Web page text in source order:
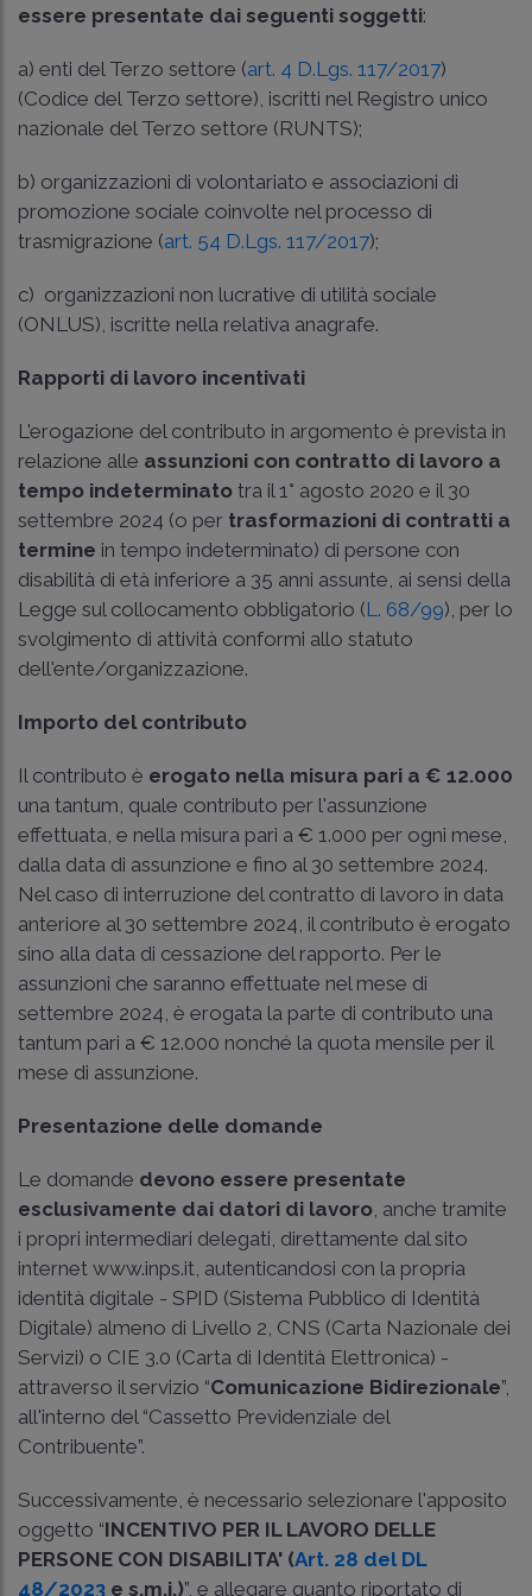
essere presentate dai seguenti soggetti:
a) enti del Terzo settore (art. 4 D.Lgs. 117/2017)
(Codice del Terzo settore), iscritti nel Registro unico
nazionale del Terzo settore (RUNTS);
b) organizzazioni di volontariato e associazioni di
promozione sociale coinvolte nel processo di
trasmigrazione (art. 54 D.Lgs. 117/2017);
c) organizzazioni non lucrative di utilità sociale
(ONLUS), iscritte nella relativa anagrafe.
Rapporti di lavoro incentivati
L'erogazione del contributo in argomento è prevista in
relazione alle assunzioni con contratto di lavoro a
tempo indeterminato tra il 1° agosto 2020 e il 30
settembre 2024 (o per trasformazioni di contratti a
termine in tempo indeterminato) di persone con
disabilità di età inferiore a 35 anni assunte, ai sensi della
Legge sul collocamento obbligatorio (L. 68/99), per lo
svolgimento di attività conformi allo statuto
dell'ente/organizzazione.
Importo del contributo
Il contributo è erogato nella misura pari a € 12.000
una tantum, quale contributo per l'assunzione
effettuata, e nella misura pari a € 1.000 per ogni mese,
dalla data di assunzione e fino al 30 settembre 2024.
Nel caso di interruzione del contratto di lavoro in data
anteriore al 30 settembre 2024, il contributo è erogato
sino alla data di cessazione del rapporto. Per le
assunzioni che saranno effettuate nel mese di
settembre 2024, è erogata la parte di contributo una
tantum pari a € 12.000 nonché la quota mensile per il
mese di assunzione.
Presentazione delle domande
Le domande devono essere presentate
esclusivamente dai datori di lavoro, anche tramite
i propri intermediari delegati, direttamente dal sito
internet www.inps.it, autenticandosi con la propria
identità digitale - SPID (Sistema Pubblico di Identità
Digitale) almeno di Livello 2, CNS (Carta Nazionale dei
Servizi) o CIE 3.0 (Carta di Identità Elettronica) -
attraverso il servizio “Comunicazione Bidirezionale”,
all'interno del “Cassetto Previdenziale del
Contribuente”.
Successivamente, è necessario selezionare l'apposito
oggetto “INCENTIVO PER IL LAVORO DELLE
PERSONE CON DISABILITA' (Art. 28 del DL
48/2023 e s.m.i.)”, e allegare quanto riportato di